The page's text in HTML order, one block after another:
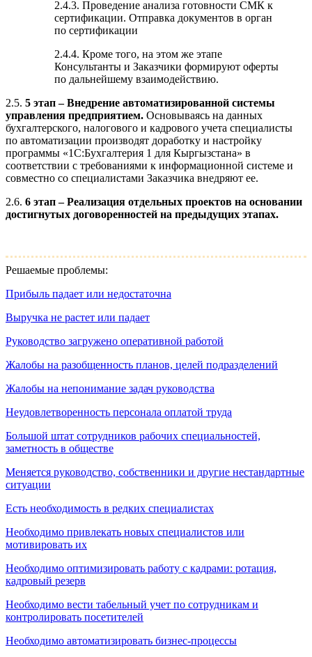
2.4.3. Проведение анализа готовности СМК к
сертификации. Отправка документов в орган
по сертификации
2.4.4. Кроме того, на этом же этапе
Консультанты и Заказчики формируют оферты
по дальнейшему взаимодействию.
2.5. 5 этап – Внедрение автоматизированной системы
управления предприятием. Основываясь на данных
бухгалтерского, налогового и кадрового учета специалисты
по автоматизации производят доработку и настройку
программы «1С:Бухгалтерия 1 для Кыргызстана» в
соответствии с требованиями к информационной системе и
совместно со специалистами Заказчика внедряют ее.
2.6. 6 этап – Реализация отдельных проектов на основании
достигнутых договоренностей на предыдущих этапах.
Решаемые проблемы:
Прибыль падает или недостаточна
Выручка не растет или падает
Руководство загружено оперативной работой
Жалобы на разобщенность планов, целей подразделений
Жалобы на непонимание задач руководства
Неудовлетворенность персонала оплатой труда
Большой штат сотрудников рабочих специальностей,
заметность в обществе
Меняется руководство, собственники и другие нестандартные
ситуации
Есть необходимость в редких специалистах
Необходимо привлекать новых специалистов или
мотивировать их
Необходимо оптимизировать работу с кадрами: ротация,
кадровый резерв
Необходимо вести табельный учет по сотрудникам и
контролировать посетителей
Необходимо автоматизировать бизнес-процессы